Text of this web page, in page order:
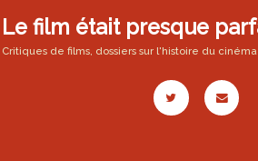
Le film était presque
Critiques de films, dossiers sur l'histoire du cinéma